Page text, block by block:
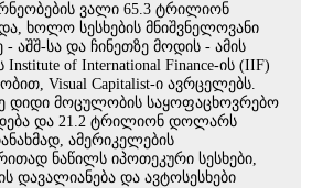
ვალი 65.3 ტრილიონ
ხოლო სესხების მნიშვნელოვანი
აშშ-სა და ჩინეთზე მოდის - ამის
of International Finance-ის (IIF)
Visual Capitalist-ი ავრცელებს.
დიდი მოცულობის საყოფაცხოვრებო
და 21.2 ტრილიონ დოლარს
ამერიკელების
ნაწილს იპოთეკური სესხები,
დავალიანება და ავტოსესხები